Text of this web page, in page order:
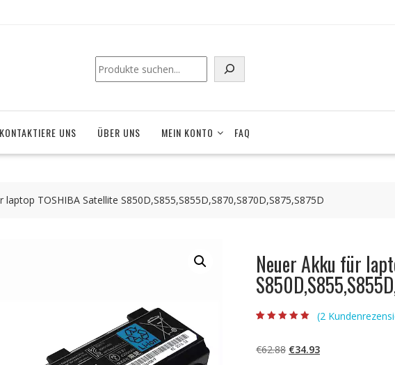
KONTAKTIERE UNS ÜBER UNS MEIN KONTO FAQ
laptop TOSHIBA Satellite S850D,S855,S855D,S870,S870D,S875,S875D
Neuer Akku für
basierend auf
Kundenbewertun
(2
€62.88 Ursprünglicher
€34.93Aktueller